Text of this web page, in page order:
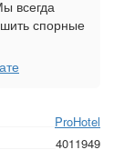
ProHotel
4011949
всегда
спорные